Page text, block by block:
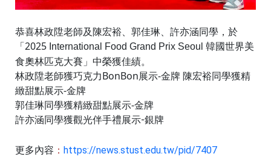
恭喜林政陞老師及陳宏裕、郭佳琳、許亦涵同學，於
「2025 International Food Grand Prix Seoul 韓國世界美
食奧林匹克大賽 」中榮獲佳績。
林政陞老師獲巧克力BonBon展示-金牌陳宏裕同學獲精
緻甜點展示-金牌
郭佳琳同學獲精緻甜點展示-金牌
許亦涵同學獲觀光伴手禮展示-銀牌
更多內容 ： https://news.stust.edu.tw/pid/7407